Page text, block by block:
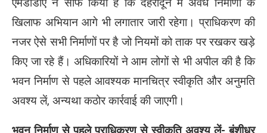
एमडीडीए ने साफ किया है कि देहरादून में अवैध निर्माणों के
खिलाफ अभियान आगे भी लगातार जारी रहेगा। प्राधिकरण की
नजर ऐसे सभी निर्माणों पर है जो नियमों को ताक पर रखकर खड़े
किए जा रहे हैं। अधिकारियों ने आम लोगों से भी अपील की है कि
भवन निर्माण से पहले आवश्यक मानचित्र स्वीकृति और अनुमति
अवश्य लें, अन्यथा कठोर कार्रवाई की जाएगी।